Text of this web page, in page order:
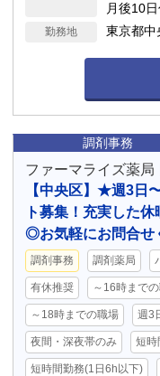
月後10
偶者出
娠中の緩
和、妊
勤務（
暇 ◆介
勤務地 東京都中
調剤事務
ファーマライズ薬局
【中央区】★週3日
ト募集！充実した
◎お気軽にお問合
調剤事務 調剤薬局
有休推奨 ～16時まで
～18時までの職場 週3
夜間・深夜帯のみ 短時
短時間勤務(1日6h以下)